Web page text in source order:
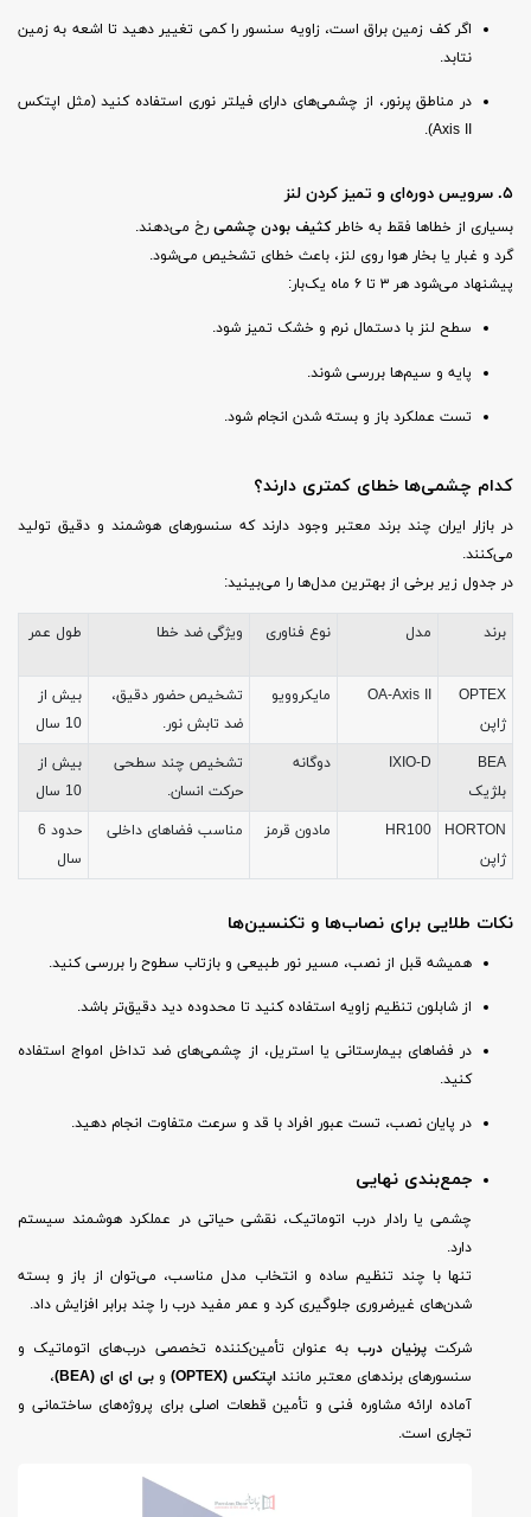
اگر کف زمین براق است، زاویه سنسور را کمی تغییر دهید تا اشعه به زمین
نتابد.
در مناطق پرنور، از چشمی‌های دارای فیلتر نوری استفاده کنید (مثل اپتکس
Axis II).
۵. سرویس دوره‌ای و تمیز کردن لنز
بسیاری از خطاها فقط به خاطرکثیف بودن چشمی رخ می‌دهند.
گرد و غبار یا بخار هوا روی لنز، باعث خطای تشخیص می‌شود.
پیشنهاد می‌شود هر ۳ تا ۶ ماه یک‌بار:
سطح لنز با دستمال نرم و خشک تمیز شود.
پایه و سیم‌ها بررسی شوند.
تست عملکرد باز و بسته شدن انجام شود.
کدام چشمی‌ها خطای کمتری دارند؟
در بازار ایران چند برند معتبر وجود دارند که سنسورهای هوشمند و دقیق تولید
می‌کنند.
در جدول زیر برخی از بهترین مدل‌ها را می‌بینید:
برند مدل نوع فناوری ویژگی ضد خطا طول عمر
OPTEX
ژاپن
OA-Axis II مایکروویو
تشخیص حضور دقیق،
ضد تابش نور.
بیش از
10 سال
BEA
بلژیک
IXIO-D دوگانه
تشخیص چند سطحی
حرکت انسان.
بیش از
10 سال
HORTON
ژاپن
HR100 مادون قرمز مناسب فضاهای داخلی
حدود 6
سال
نکات طلایی برای نصاب‌ها و تکنسین‌ها
همیشه قبل از نصب، مسیر نور طبیعی و بازتاب سطوح را بررسی کنید.
از شابلون تنظیم زاویه استفاده کنید تا محدوده دید دقیق‌تر باشد.
در فضاهای بیمارستانی یا استریل، از چشمی‌های ضد تداخل امواج استفاده
کنید.
در پایان نصب، تست عبور افراد با قد و سرعت متفاوت انجام دهید.
جمع‌بندی نهایی
چشمی یا رادار درب اتوماتیک، نقشی حیاتی در عملکرد هوشمند سیستم
دارد.
تنها با چند تنظیم ساده و انتخاب مدل مناسب، می‌توان از باز و بسته
شدن‌های غیرضروری جلوگیری کرد و عمر مفید درب را چند برابر افزایش داد.
شرکتپرنیان درب به عنوان تأمین‌کننده تخصصی درب‌های اتوماتیک و
سنسورهای برندهای معتبر مانند اپتکس (OPTEX) و بی ای ای (BEA)
،
آماده ارائه مشاوره فنی و تأمین قطعات اصلی برای پروژه‌های ساختمانی و
تجاری است.